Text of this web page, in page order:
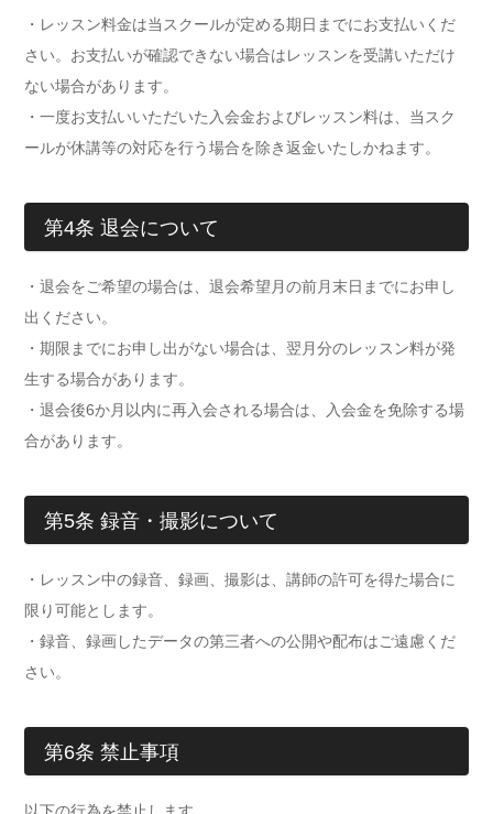
・レッスン料金は当スクールが定める期日までにお支払いくだ
さい。お支払いが確認できない場合はレッスンを受講いただけ
ない場合があります。
・一度お支払いいただいた入会金およびレッスン料は、当スク
ールが休講等の対応を行う場合を除き返金いたしかねます。
第4条 退会について
・退会をご希望の場合は、退会希望月の前月末日までにお申し
出ください。
・期限までにお申し出がない場合は、翌月分のレッスン料が発
生する場合があります。
・退会後6か月以内に再入会される場合は、入会金を免除する場
合があります。
第5条 録音・撮影について
・レッスン中の録音、録画、撮影は、講師の許可を得た場合に
限り可能とします。
・録音、録画したデータの第三者への公開や配布はご遠慮くだ
さい。
第6条 禁止事項